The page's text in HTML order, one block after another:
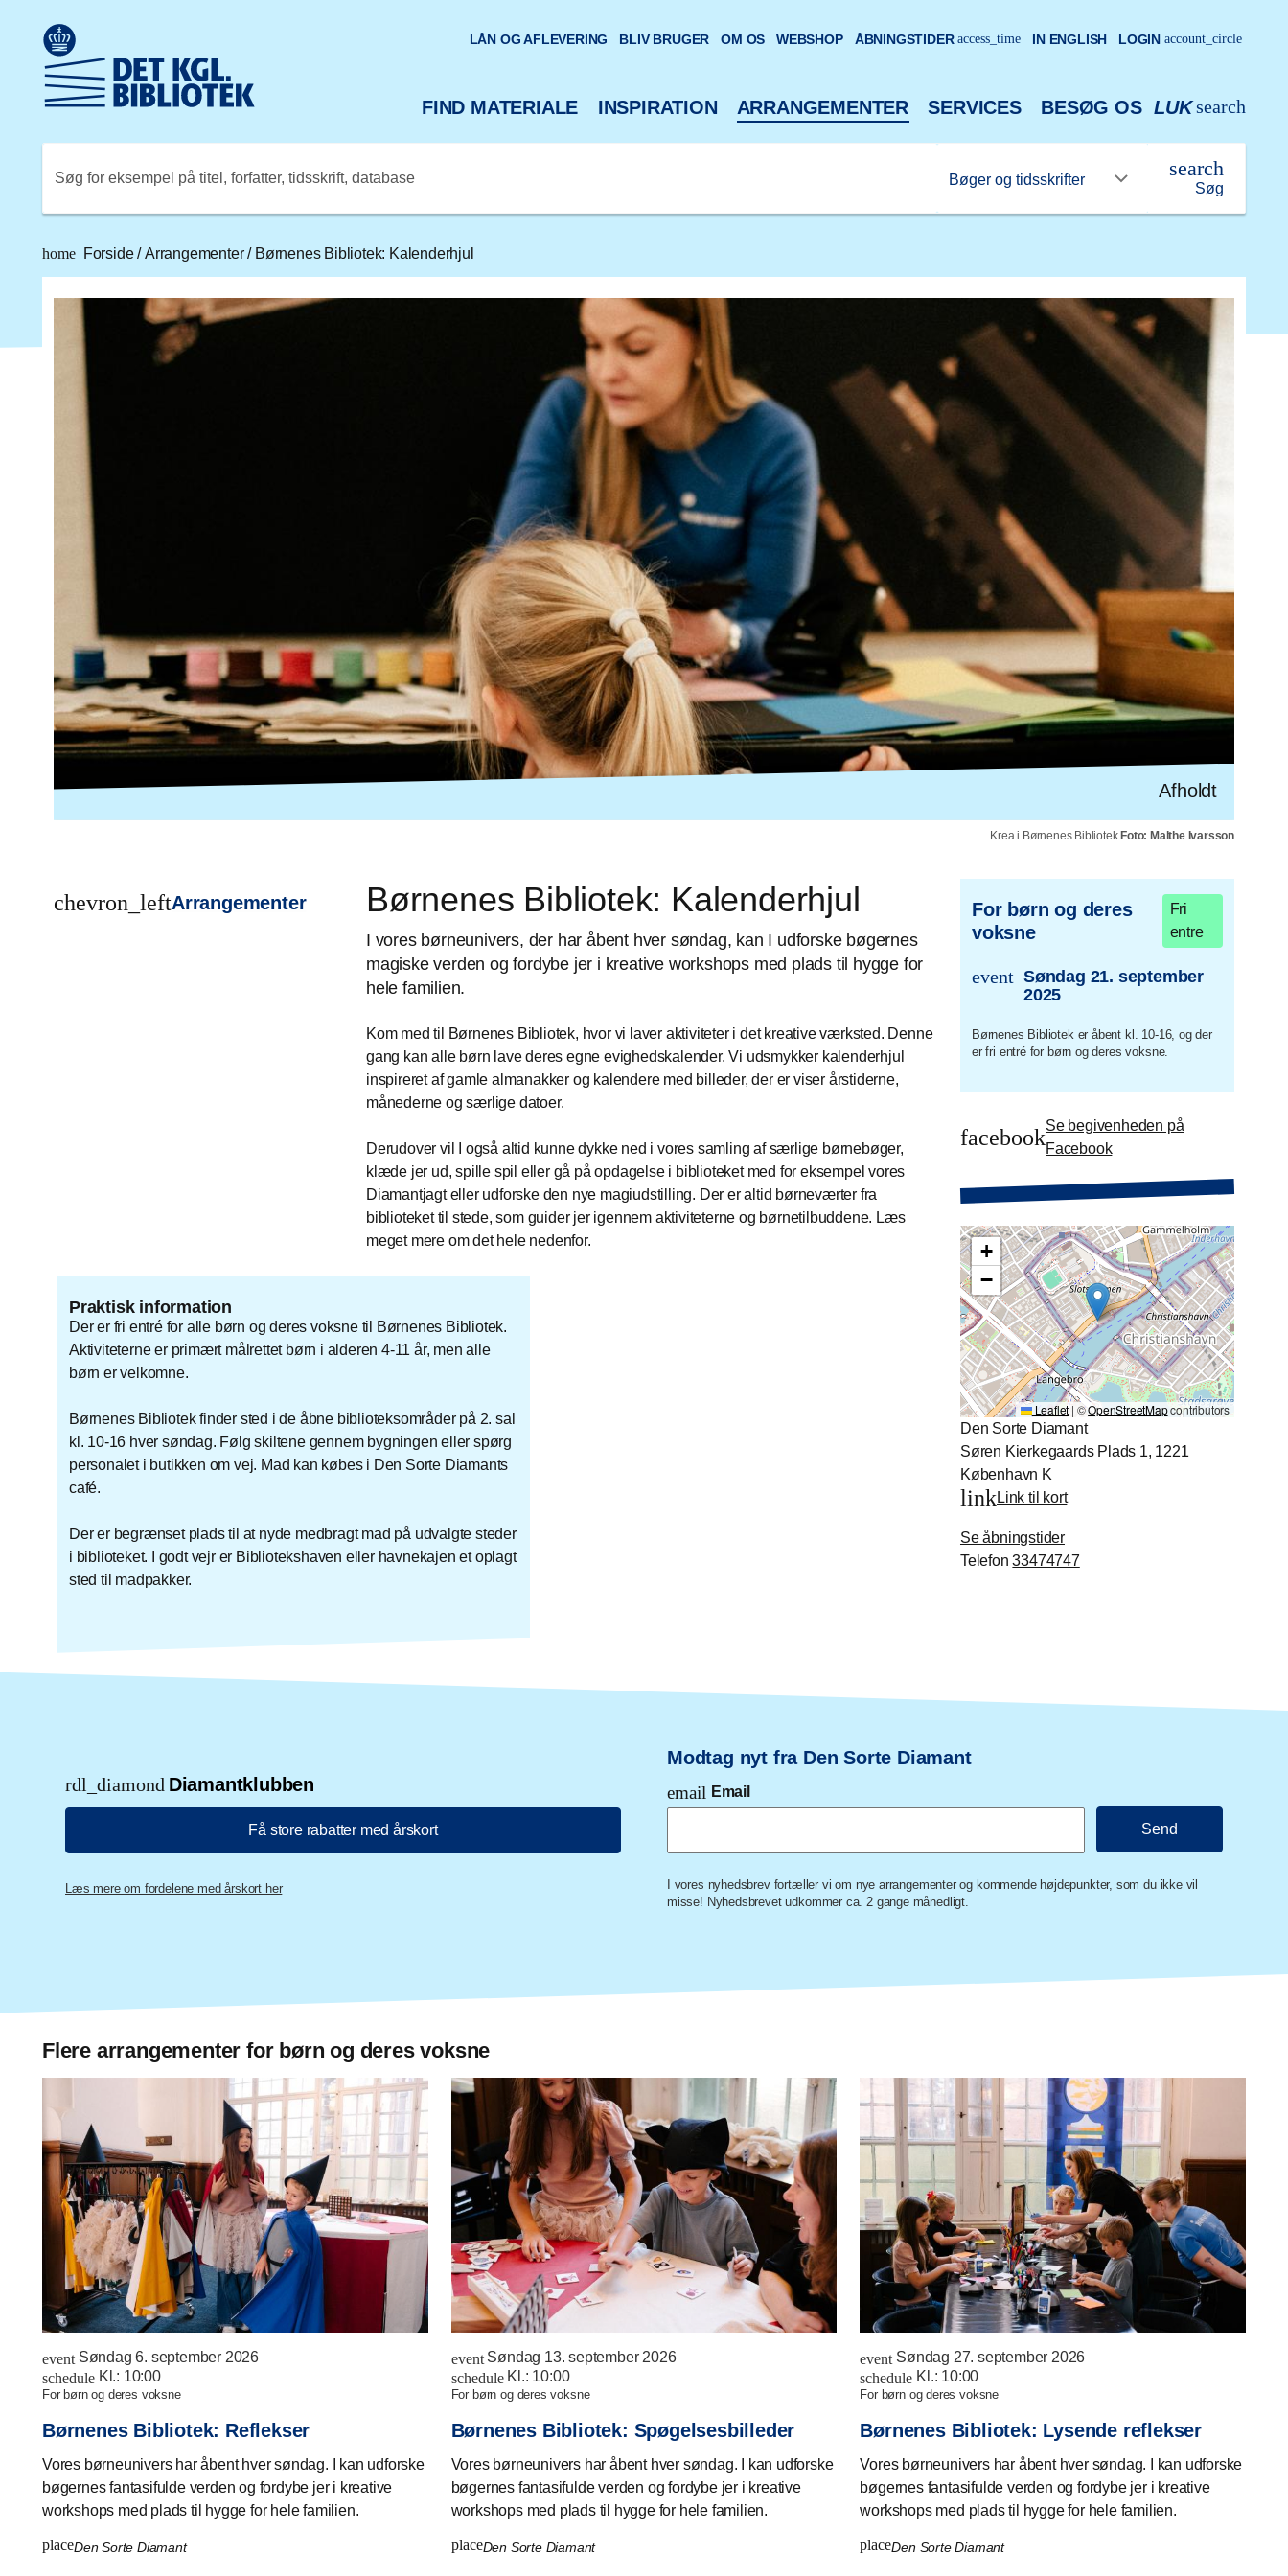
Det Kongelige Biblioteks logo. Gå til Det Kongelige Biblioteks hjemmeside
FIND MATERIALE INSPIRATION ARRANGEMENTER SERVICES BESØG OS search
LUK
Søg for eksempel på titel, forfatter, tidsskrift, database
Søg
search
LÅN OG AFLEVERING BLIV BRUGER OM OS WEBSHOP ÅBNINGSTIDER access_time IN ENGLISH LOGIN account_circle
home Forside/ Arrangementer/ Børnenes Bibliotek: Kalenderhjul
Afholdt
Krea i Børnenes BibliotekFoto: Malthe Ivarsson
chevron_leftArrangementer Børnenes Bibliotek: Kalenderhjul
I vores børneunivers, der har åbent hver søndag, kan I udforske bøgernes
magiske verden og fordybe jer i kreative workshops med plads til hygge for
hele familien.
Kom med til Børnenes Bibliotek, hvor vi laver aktiviteter i det kreative værksted. Denne
gang kan alle børn lave deres egne evighedskalender. Vi udsmykker kalenderhjul
inspireret af gamle almanakker og kalendere med billeder, der er viser årstiderne,
månederne og særlige datoer.
Derudover vil I også altid kunne dykke ned i vores samling af særlige børnebøger,
klæde jer ud, spille spil eller gå på opdagelse i biblioteket med for eksempel vores
Diamantjagt eller udforske den nye magiudstilling. Der er altid børneværter fra
biblioteket til stede, som guider jer igennem aktiviteterne og børnetilbuddene. Læs
meget mere om det hele nedenfor.
Praktisk information
Der er fri entré for alle børn og deres voksne til Børnenes Bibliotek.
Aktiviteterne er primært målrettet børn i alderen 4-11 år, men alle
børn er velkomne.
Børnenes Bibliotek finder sted i de åbne biblioteksområder på 2. sal
kl. 10-16 hver søndag. Følg skiltene gennem bygningen eller spørg
personalet i butikken om vej. Mad kan købes i Den Sorte Diamants
café.
Der er begrænset plads til at nyde medbragt mad på udvalgte steder
i biblioteket. I godt vejr er Bibliotekshaven eller havnekajen et oplagt
sted til madpakker.
For børn og deres
voksne
Fri
entre
event
trans.event.date
Søndag 21. september
2025
Børnenes Bibliotek er åbent kl. 10-16, og der
er fri entré for børn og deres voksne.
facebookSe begivenheden på
Facebook
+
−
Leaflet | ©OpenStreetMapcontributors
Den Sorte Diamant
Søren Kierkegaards Plads 1, 1221
København K
linkLink til kort
Se åbningstider
Telefon33474747
Modtag nyt fra Den Sorte Diamant
email Email
I vores nyhedsbrev fortæller vi om nye arrangementer og kommende højdepunkter, som du ikke vil
misse! Nyhedsbrevet udkommer ca. 2 gange månedligt.
rdl_diamond Diamantklubben
Få store rabatter med årskort
Læs mere om fordelene med årskort her
Flere arrangementer for børn og deres voksne
event Søndag 6. september 2026
schedule Kl.: 10:00
for børn og deres voksne
Børnenes Bibliotek: Reflekser
Vores børneunivers har åbent hver søndag. I kan udforske
bøgernes fantasifulde verden og fordybe jer i kreative
workshops med plads til hygge for hele familien.
placeDen Sorte Diamant
event Søndag 13. september 2026
schedule Kl.: 10:00
for børn og deres voksne
Børnenes Bibliotek: Spøgelsesbilleder
Vores børneunivers har åbent hver søndag. I kan udforske
bøgernes fantasifulde verden og fordybe jer i kreative
workshops med plads til hygge for hele familien.
placeDen Sorte Diamant
event Søndag 27. september 2026
schedule Kl.: 10:00
for børn og deres voksne
Børnenes Bibliotek: Lysende reflekser
Vores børneunivers har åbent hver søndag. I kan udforske
bøgernes fantasifulde verden og fordybe jer i kreative
workshops med plads til hygge for hele familien.
placeDen Sorte Diamant